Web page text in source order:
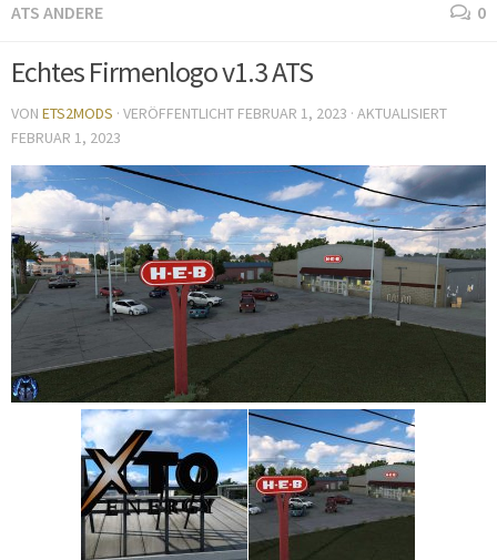
ATS ANDERE 0
Echtes Firmenlogo v1.3 ATS
VON ETS2MODS · VERÖFFENTLICHT FEBRUAR 1, 2023 · AKTUALISIERT
FEBRUAR 1, 2023